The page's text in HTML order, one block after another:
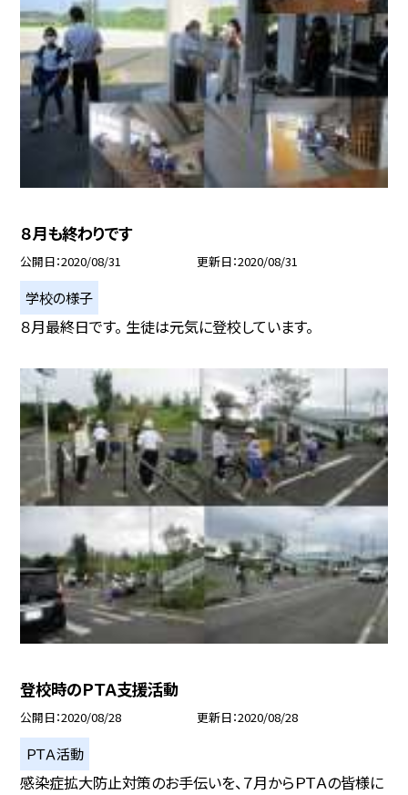
８月も終わりです
公開日 2020/08/31 更新日 2020/08/31
学校の様子
８月最終日です。 生徒は元気に登校しています。
登校時のＰＴＡ支援活動
公開日 2020/08/28 更新日 2020/08/28
ＰＴＡ活動
感染症拡大防止対策のお手伝いを、７月からＰＴＡの皆様に